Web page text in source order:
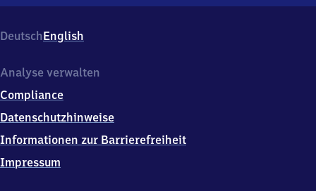
Wald,
Otto-
Str.
9
6
6
1
Steinbach
DeutschEnglish
Analyse verwalten
Compliance
Datenschutzhinweise
Informationen zur Barrierefreiheit
Impressum